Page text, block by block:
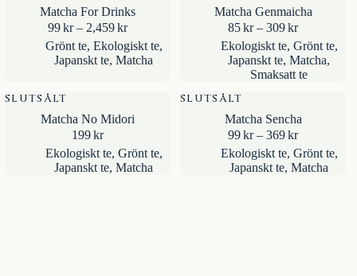
Matcha For Drinks
99kr – 2,459krPrisintervall:
99kr
till
Grönt te, Ekologiskt te,
Japanskt te, Matcha
Matcha Genmaicha
85kr – 309kr
85kr
till
309kr
Ekologiskt te, Grönt te,
Japanskt te, Matcha,
Smaksatt te
SLUTSÅLT
Matcha No Midori
199kr
Ekologiskt te, Grönt te,
Japanskt te, Matcha
SLUTSÅLT
Matcha Sencha
99kr – 369kr
99kr
till
Ekologiskt te, Grönt te,
Japanskt te, Matcha